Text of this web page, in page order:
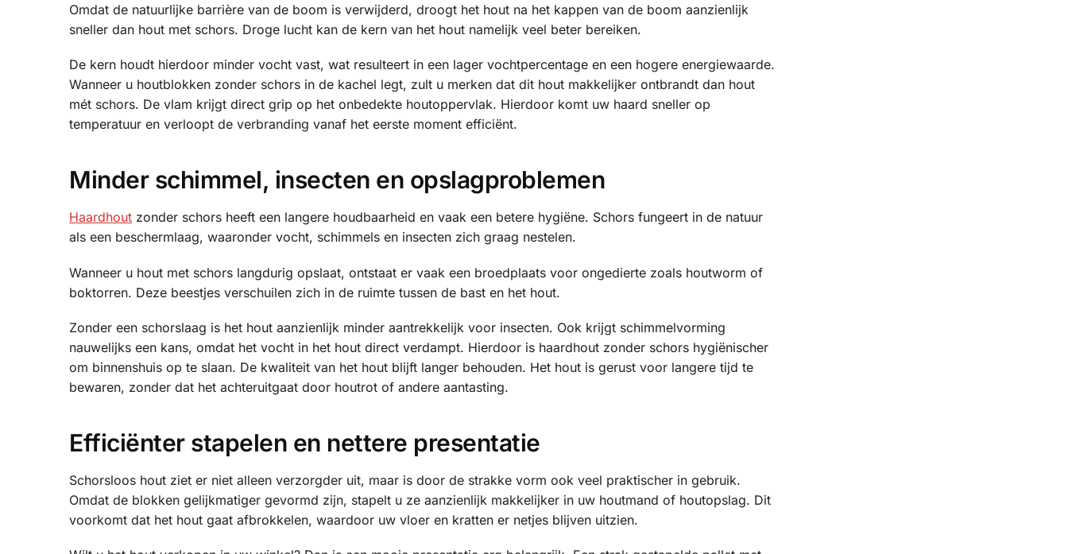
Omdat de natuurlijke barrière van de boom is verwijderd, droogt het hout na het kappen van de boom aanzienlijk
sneller dan hout met schors. Droge lucht kan de kern van het hout namelijk veel beter bereiken.
De kern houdt hierdoor minder vocht vast, wat resulteert in een lager vochtpercentage en een hogere energiewaarde.
Wanneer u houtblokken zonder schors in de kachel legt, zult u merken dat dit hout makkelijker ontbrandt dan hout
mét schors. De vlam krijgt direct grip op het onbedekte houtoppervlak. Hierdoor komt uw haard sneller op
temperatuur en verloopt de verbranding vanaf het eerste moment efficiënt.
Minder schimmel, insecten en opslagproblemen
Haardhout zonder schors heeft een langere houdbaarheid en vaak een betere hygiëne. Schors fungeert in de natuur
als een beschermlaag, waaronder vocht, schimmels en insecten zich graag nestelen.
Wanneer u hout met schors langdurig opslaat, ontstaat er vaak een broedplaats voor ongedierte zoals houtworm of
boktorren. Deze beestjes verschuilen zich in de ruimte tussen de bast en het hout.
Zonder een schorslaag is het hout aanzienlijk minder aantrekkelijk voor insecten. Ook krijgt schimmelvorming
nauwelijks een kans, omdat het vocht in het hout direct verdampt. Hierdoor is haardhout zonder schors hygiënischer
om binnenshuis op te slaan. De kwaliteit van het hout blijft langer behouden. Het hout is gerust voor langere tijd te
bewaren, zonder dat het achteruitgaat door houtrot of andere aantasting.
Efficiënter stapelen en nettere presentatie
Schorsloos hout ziet er niet alleen verzorgder uit, maar is door de strakke vorm ook veel praktischer in gebruik.
Omdat de blokken gelijkmatiger gevormd zijn, stapelt u ze aanzienlijk makkelijker in uw houtmand of houtopslag. Dit
voorkomt dat het hout gaat afbrokkelen, waardoor uw vloer en kratten er netjes blijven uitzien.